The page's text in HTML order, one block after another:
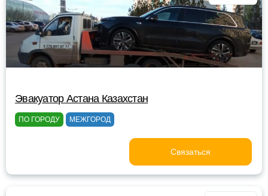
Эвакуатор Астана Казахстан
ПО ГОРОДУ МЕЖГОРОД
Связаться